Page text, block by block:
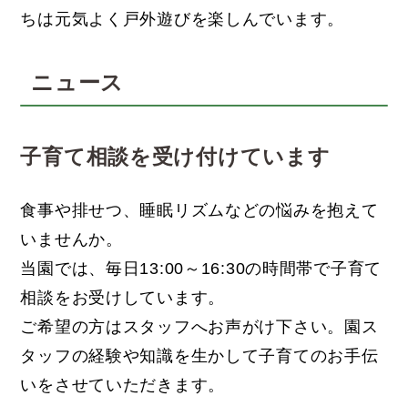
ちは元気よく戸外遊びを楽しんでいます。
ニュース
子育て相談を受け付けています
食事や排せつ、睡眠リズムなどの悩みを抱えて
いませんか。
当園では、毎日13:00～16:30の時間帯で子育て
相談をお受けしています。
ご希望の方はスタッフへお声がけ下さい。園ス
タッフの経験や知識を生かして子育てのお手伝
いをさせていただきます。